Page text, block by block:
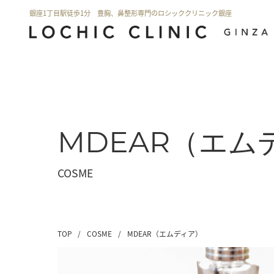
銀座1丁目駅徒歩1分 豊胸、鼻整形専門のロシッククリニック銀座
MDEAR（エム
COSME
TOP / COSME / MDEAR（エムディア）